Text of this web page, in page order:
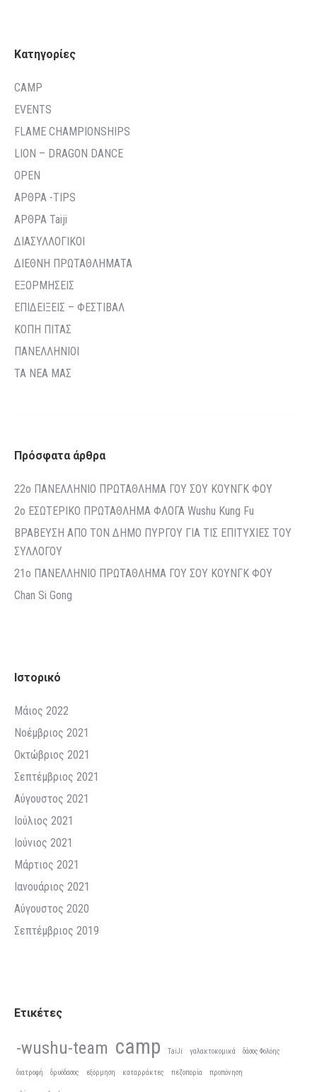
Kατηγορίες
CAMP
EVENTS
FLAME CHAMPIONSHIPS
LION – DRAGON DANCE
OPEN
ΑΡΘΡΑ -TIPS
ΑΡΘΡΑ Taiji
ΔΙΑΣΥΛΛΟΓΙΚΟΙ
ΔΙΕΘΝΗ ΠΡΩΤΑΘΛΗΜΑΤΑ
ΕΞΟΡΜΗΣΕΙΣ
ΕΠΙΔΕΙΞΕΙΣ – ΦΕΣΤΙΒΑΛ
ΚΟΠΗ ΠΙΤΑΣ
ΠΑΝΕΛΛΗΝΙΟΙ
ΤΑ ΝΕΑ ΜΑΣ
Πρόσφατα άρθρα
22o ΠΑΝΕΛΛΗΝΙΟ ΠΡΩΤΑΘΛΗΜΑ ΓΟΥ ΣΟΥ ΚΟΥΝΓΚ ΦΟΥ
2ο ΕΣΩΤΕΡΙΚΟ ΠΡΩΤΑΘΛΗΜΑ ΦΛΟΓΑ Wushu Kung Fu
ΒΡΑΒΕΥΣΗ ΑΠΟ ΤΟΝ ΔΗΜΟ ΠΥΡΓΟΥ ΓΙΑ ΤΙΣ ΕΠΙΤΥΧΙΕΣ ΤΟΥ
ΣΥΛΛΟΓΟΥ
21o ΠΑΝΕΛΛΗΝΙΟ ΠΡΩΤΑΘΛΗΜΑ ΓΟΥ ΣΟΥ ΚΟΥΝΓΚ ΦΟΥ
Chan Si Gong
Ιστορικό
Μάιος 2022
Νοέμβριος 2021
Οκτώβριος 2021
Σεπτέμβριος 2021
Αύγουστος 2021
Ιούλιος 2021
Ιούνιος 2021
Μάρτιος 2021
Ιανουάριος 2021
Αύγουστος 2020
Σεπτέμβριος 2019
Ετικέτες
-wushu-team camp TaiJi γαλακτοκομικά δάσος Φολόης
διατροφή δρυόδασος εξόρμηση καταρράκτες πεζοπορία προπόνηση